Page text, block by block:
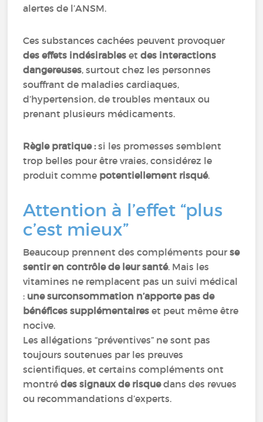
alertes de l’ANSM.
Ces substances cachées peuvent provoquer
des effets indésirables etdes interactions
dangereuses, surtout chez les personnes
souffrant de maladies cardiaques,
d’hypertension, de troubles mentaux ou
prenant plusieurs médicaments.
Règle pratique :si les promesses semblent
trop belles pour être vraies, considérez le
produit comme potentiellement risqué.
Attention à l’effet “plus
c’est mieux”
Beaucoup prennent des compléments pourse
sentir en contrôle de leur santé. Mais les
vitamines ne remplacent pas un suivi médical
: une surconsommation n’apporte pas de
bénéfices supplémentaires et peut même être
nocive.
Les allégations “préventives” ne sont pas
toujours soutenues par les preuves
scientifiques, et certains compléments ont
montrédes signaux de risquedans des revues
ou recommandations d’experts.